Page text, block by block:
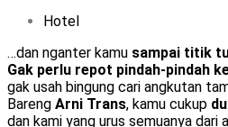
Hotel
…dan nganter kamu sampai titik
Gak perlu repot pindah-pindah
gak usah bingung cari angkutan
Bareng Arni Trans, kamu cukup
dan kami yang urus semuanya dari